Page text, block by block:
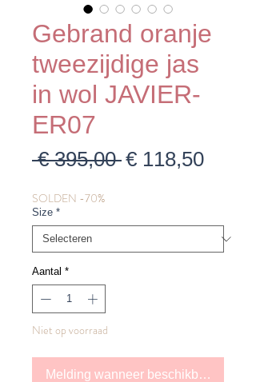
Gebrand oranje
tweezijdige jas
in wol JAVIER-
ER07
€ 395,00 Normale
€ 118,50
SOLDEN -70%
Size *
Aantal *
Niet op voorraad
Melding wanneer beschikbaar